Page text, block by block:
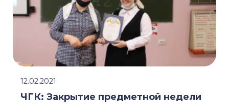
ЧГК: Закрытие предметной недели
12.02.2021